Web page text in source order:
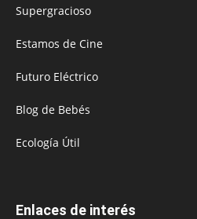
Supergracioso
Estamos de Cine
Futuro Eléctrico
Blog de Bebés
Ecología Útil
Enlaces de interés